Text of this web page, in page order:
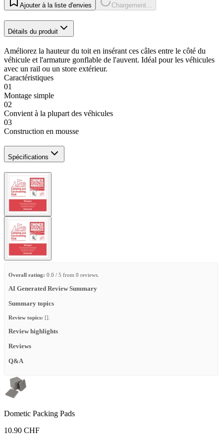
Ajouter à la liste d'envies Chargement...
Détails du produit
Améliorez la hauteur du toit en insérant ces câles entre le côté du
véhicule et l'armature gonflable de l'auvent. Idéal pour les véhicules
avec un rail ou un store extérieur.
Caractéristiques
01
Montage simple
02
Convient à la plupart des véhicules
03
Construction en mousse
Spécifications
Overall rating: 0.0 / 5 from 0 reviews.
AI Generated Review Summary
Summary topics
Review topics: [].
Review highlights
Reviews
Q&A
Dometic Packing Pads
10.90 CHF